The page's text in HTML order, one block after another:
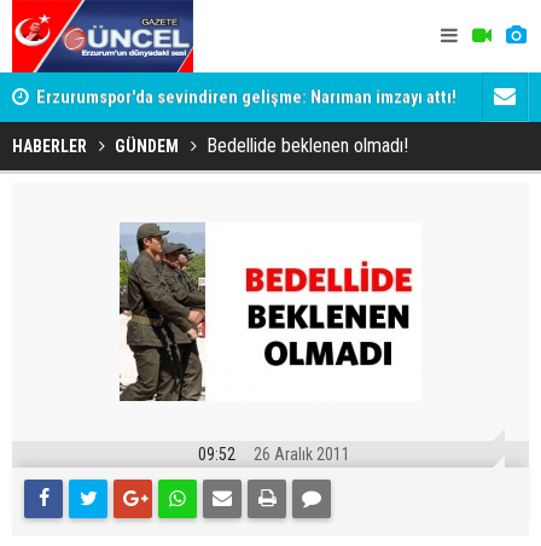
Erzurumspor'da sevindiren gelişme: Narıman imzayı attı! Terörsüz
HABERLER GÜNDEM Bedellide beklenen olmadı!
09:52 26 Aralık 2011